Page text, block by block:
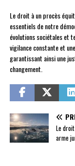
Le droit à un procès
essentiels de notre
évolutions sociétales et
vigilance constante et
garantissant ainsi une
changement.
Le
arme